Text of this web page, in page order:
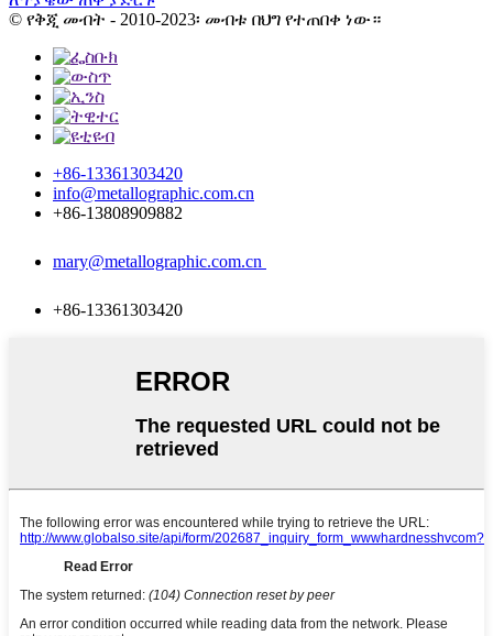
© የቅጂ መብት - 2010-2023፡ መብቱ በህግ የተጠበቀ ነው።
+86-13361303420
info@metallographic.com.cn
+86-13808909882
mary@metallographic.com.cn
+86-13361303420